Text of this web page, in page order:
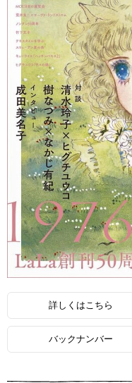
詳しくはこちら
バックナンバー